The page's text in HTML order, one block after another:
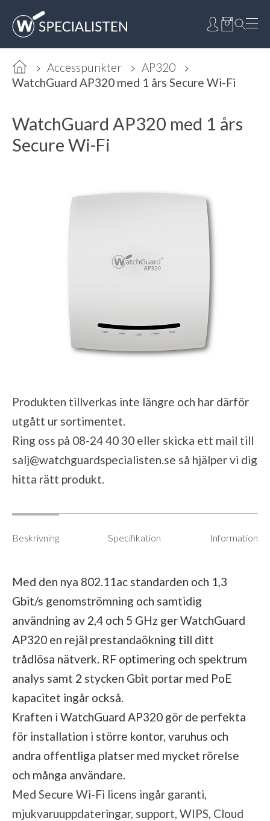
Accesspunkter
AP320
WatchGuard AP320 med 1 års Secure Wi-Fi
WatchGuard AP320 med 1 års
Secure Wi-Fi
Produkten tillverkas inte längre och har därför
utgått ur sortimentet.
Ring oss på 08-24 40 30 eller skicka ett mail till
salj@watchguardspecialisten.se så hjälper vi dig
hitta rätt produkt.
Beskrivning Specifikation Information
Med den nya 802.11ac standarden och 1,3
Gbit/s genomströmning och samtidig
användning av 2,4 och 5 GHz ger WatchGuard
AP320 en rejäl prestandaökning till ditt
trådlösa nätverk. RF optimering och spektrum
analys samt 2 stycken Gbit portar med PoE
kapacitet ingår också.
Kraften i WatchGuard AP320 gör de perfekta
för installation i större kontor, varuhus och
andra offentliga platser med mycket rörelse
och många användare.
Med Secure Wi-Fi licens ingår garanti,
mjukvaruuppdateringar, support, WIPS, Cloud